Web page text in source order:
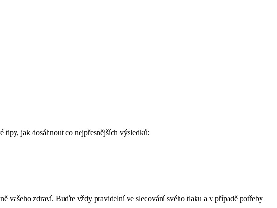
tipy, jak dosáhnout co nejpřesnějších výsledků:
vašeho zdraví. Buďte vždy pravidelní ve sledování svého tlaku a v případě potřeby